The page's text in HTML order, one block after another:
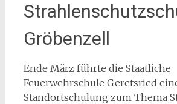
Gröbenzell
Ende März führte die Staatliche
Feuerwehrschule Geretsried
Standortschulung zum Thema